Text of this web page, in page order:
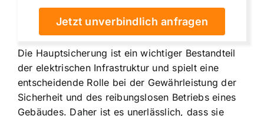
Jetzt unverbindlich anfragen
Die Hauptsicherung ist ein wichtiger Bestandteil
der elektrischen Infrastruktur und spielt eine
entscheidende Rolle bei der Gewährleistung der
Sicherheit und des reibungslosen Betriebs eines
Gebäudes. Daher ist es unerlässlich, dass sie